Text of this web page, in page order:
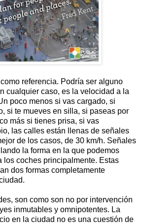
referencia. Podría ser alguno
cualquier caso, es la velocidad a la
poco menos si vas cargado, si
si te mueves en silla, si paseas por
más si tienes prisa, si vas
las calles están llenas de señales
de los casos, de 30 km/h. Señales
la forma en la que podemos
los coches principalmente. Estas
dos formas completamente
son como son no por intervención
inmutables y omnipotentes. La
en la ciudad no es una cuestión de